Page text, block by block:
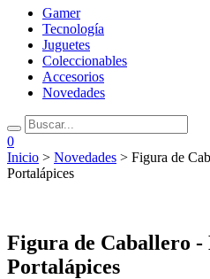
Gamer
Tecnología
Juguetes
Coleccionables
Accesorios
Novedades
0
Inicio > Novedades > Figura de
Portalápices
Figura de Caballero
Portalápices